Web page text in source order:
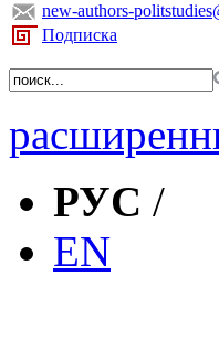
new-authors-
Подписка
РУС /
EN